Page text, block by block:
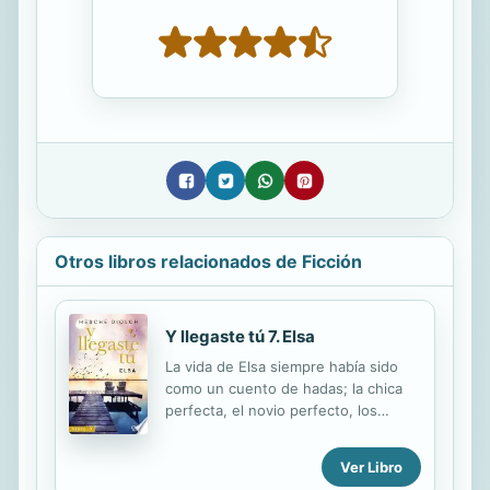
Otros libros relacionados de Ficción
Y llegaste tú 7. Elsa
La vida de Elsa siempre había sido
como un cuento de hadas; la chica
perfecta, el novio perfecto, los
única que no había encajado en esa
perfecta vida era su rebelde
Ver Libro